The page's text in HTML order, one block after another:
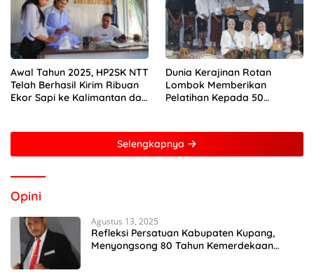
Awal Tahun 2025, HP2SK NTT
Telah Berhasil Kirim Ribuan
Ekor Sapi ke Kalimantan dan
Dunia Kerajinan Rotan
Lombok Memberikan
Pelatihan Kepada 50
Young Frenuer 2024
Selengkapnya
Opini
Agustus 13, 2025
Refleksi Persatuan Kabupaten Kupang,
Menyongsong 80 Tahun Kemerdekaan